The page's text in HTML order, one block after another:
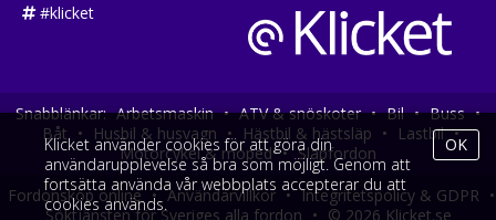
#klicket
Snabblänkar: Arbetsmaskin • ATV & snöskoter • Bil • Buss •
Båt • Husbil & husvagn • Hästbil & hästsläp • Lastbil •
Motorcykel & moped • Släpfordon
Fordonsköp online • Användarvillkor • Integritetspolicy & GDPR •
Söktjänsten för Sveriges alla fordon • © 2026 Klicket.se
Klicket använder cookies för att göra din
användarupplevelse så bra som möjligt. Genom att
fortsätta använda vår webbplats accepterar du att
cookies används.
OK